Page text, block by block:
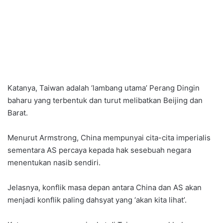
Katanya, Taiwan adalah ‘lambang utama’ Perang Dingin
baharu yang terbentuk dan turut melibatkan Beijing dan
Barat.
Menurut Armstrong, China mempunyai cita-cita imperialis
sementara AS percaya kepada hak sesebuah negara
menentukan nasib sendiri.
Jelasnya, konflik masa depan antara China dan AS akan
menjadi konflik paling dahsyat yang ‘akan kita lihat’.